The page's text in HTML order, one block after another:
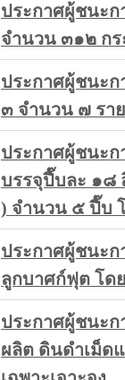
ประกาศผู้ชนะก
จำนวน ๓๑๒ กร
ประกาศผู้ชนะก
๓ จำนวน ๗ รา
ประกาศผู้ชนะก
บรรจุปี๊บละ ๑๘
) จำนวน ๕ ปี๊บ
ประกาศผู้ชนะ
ลูกบาศก์ฟุต โด
ประกาศผู้ชนะ
ผลิต ดินดำเม็ด